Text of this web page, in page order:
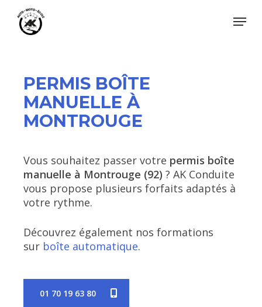
main
Menu
PERMIS BOÎTE
MANUELLE À
MONTROUGE
Vous souhaitez passer votre permis boîte
manuelle à Montrouge (92)? AK Conduite
vous propose plusieurs forfaits adaptés à
votre rythme.
Découvrez également nos formations
sur boîte automatique.
01 70 19 63 80